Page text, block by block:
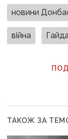
новини
війна
ТАКОЖ ЗА